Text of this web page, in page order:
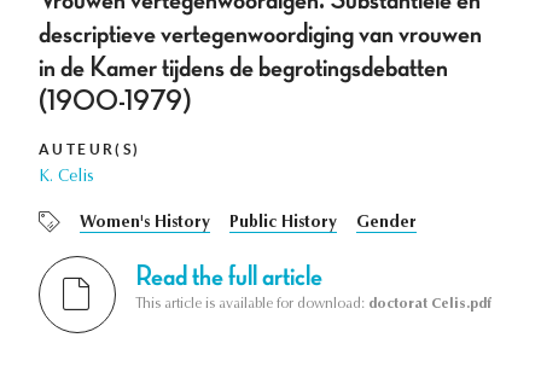
descriptieve vertegenwoordiging van vrouwen
in de Kamer tijdens de begrotingsdebatten
(1900-1979)
AUTEUR(S)
K. Celis
Women's History Public History Gender
Read the full article
This article is available for download: doctorat Celis.pdf